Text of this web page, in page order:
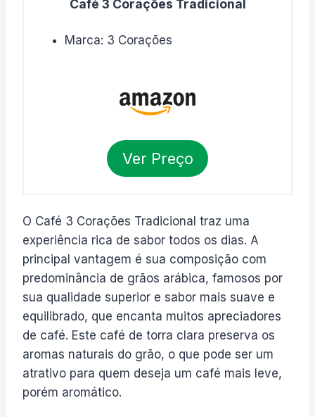
Café 3 Corações Tradicional
Marca: 3 Corações
Ver Preço
O Café 3 Corações Tradicional traz uma
experiência rica de sabor todos os dias. A
principal vantagem é sua composição com
predominância de grãos arábica, famosos por
sua qualidade superior e sabor mais suave e
equilibrado, que encanta muitos apreciadores
de café. Este café de torra clara preserva os
aromas naturais do grão, o que pode ser um
atrativo para quem deseja um café mais leve,
porém aromático.